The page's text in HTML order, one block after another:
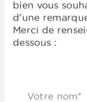
bien vous
d'une
Merci de
dessous :
Votre nom*